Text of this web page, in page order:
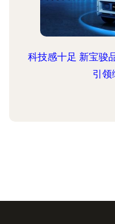
科技感十足 新宝骏
引领